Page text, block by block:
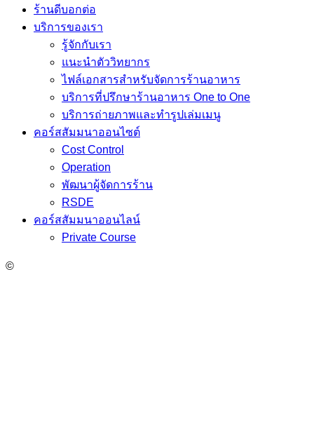
ร้านดีบอกต่อ
บริการของเรา
รู้จักกับเรา
แนะนำตัววิทยากร
ไฟล์เอกสารสำหรับจัดการร้านอาหาร
บริการที่ปรึกษาร้านอาหาร One to One
บริการถ่ายภาพและทำรูปเล่มเมนู
คอร์สสัมมนาออนไซต์
Cost Control
Operation
พัฒนาผู้จัดการร้าน
RSDE
คอร์สสัมมนาออนไลน์
Private Course
©